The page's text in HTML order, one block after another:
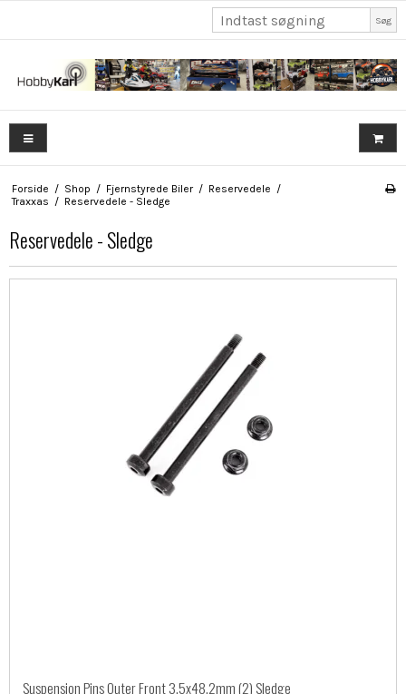
Søg
Forside / Shop / Fjernstyrede Biler / Reservedele /
Traxxas / Reservedele - Sledge
Reservedele - Sledge
Suspension Pins Outer Front 3.5x48.2mm (2) Sledge